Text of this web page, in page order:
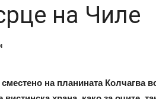
на Чиле
на планината Колчагва